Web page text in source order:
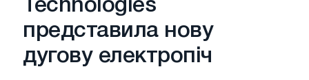
Technologies
представила нову
дугову електропіч